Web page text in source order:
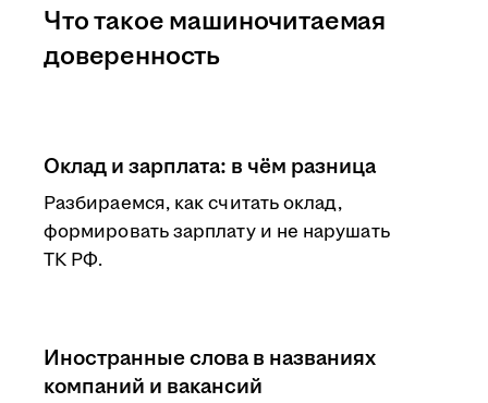
Оклад и зарплата: в чём разница
Разбираемся, как считать оклад,
формировать зарплату и не нарушать
ТК РФ.
Иностранные слова в названиях
компаний и вакансий
Что такое машиночитаемая
доверенность